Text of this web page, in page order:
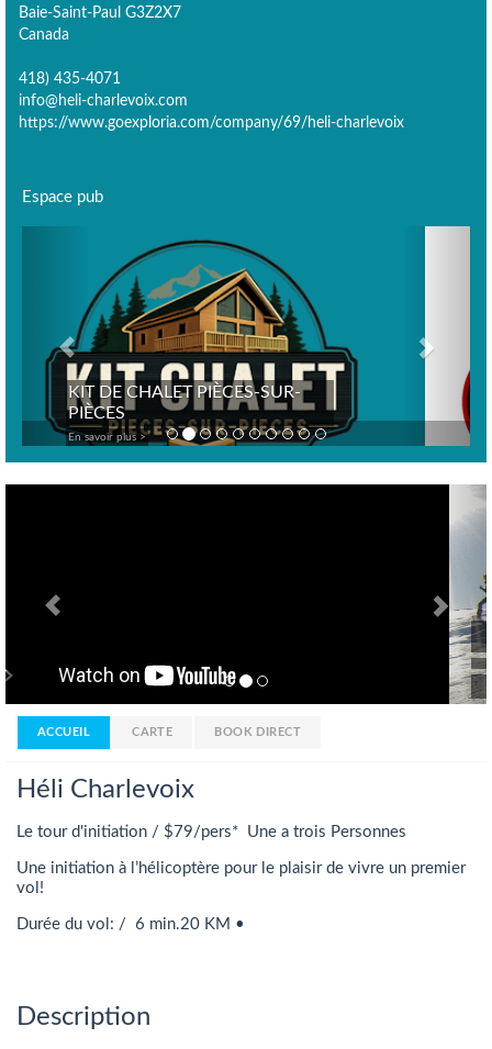
Baie-Saint-Paul G3Z2X7
Canada
418) 435-4071
info@heli-charlevoix.com
https://www.goexploria.com/company/69/heli-charlevoix
Espace pub
En savoir plus >
En savoir plus >
ACCUEIL CARTE BOOK DIRECT
Héli Charlevoix
Le tour d'initiation / $79/pers* Une a trois Personnes
Une initiation à l’hélicoptère pour le plaisir de vivre un premier
vol!
Durée du vol: / 6 min.20 KM •
Description